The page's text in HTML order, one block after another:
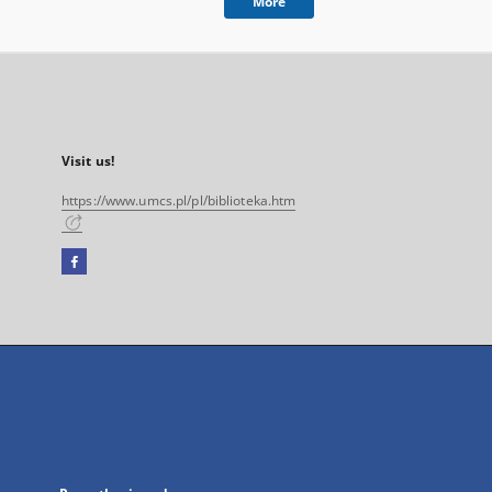
Visit us!
https://www.umcs.pl/pl/biblioteka.htm
Facebook
open